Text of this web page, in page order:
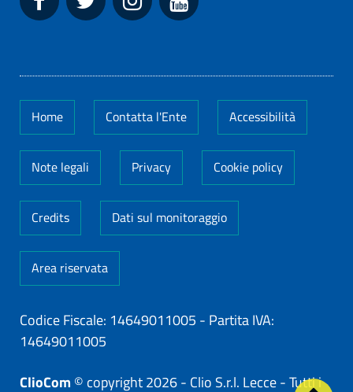
Home Contatta l'Ente Accessibilità
Note legali Privacy Cookie policy
Credits Dati sul monitoraggio
Area riservata
Codice Fiscale: 14649011005 - Partita IVA:
14649011005
ClioCom © copyright 2026 - Clio S.r.l. Lecce - Tutti i